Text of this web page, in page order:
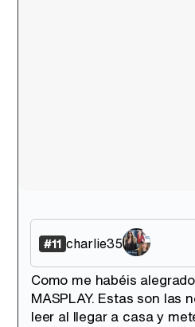
#11 charlie35
Como me habéis
MASPLAY. Estas son las
leer al llegar a casa y